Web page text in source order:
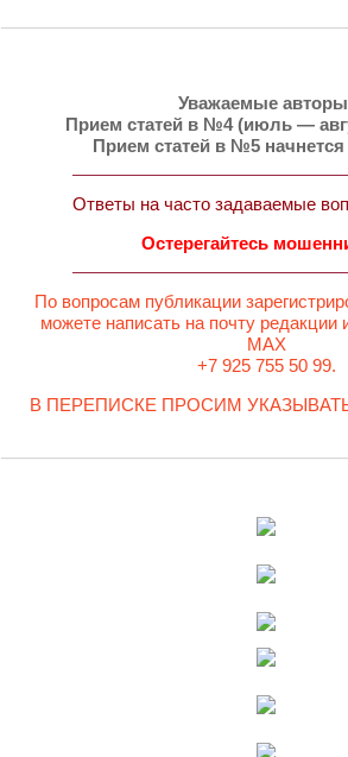
Уважаемые
Прием статей в №4 (июль —
Прием статей в №5 начнется
Ответы на часто задаваемые
Остерегайтесь
По вопросам публикации
можете написать на почту
MAX
+7 925 755 50 99.
В ПЕРЕПИСКЕ ПРОСИМ